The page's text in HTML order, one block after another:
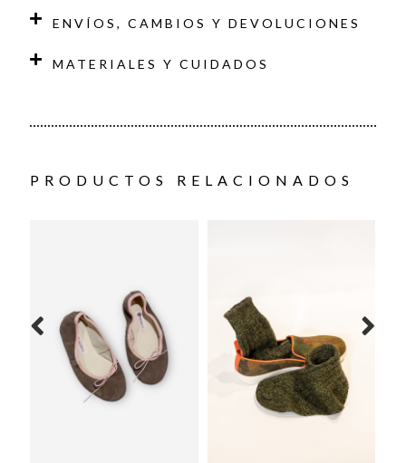
ENVÍOS, CAMBIOS Y DEVOLUCIONES
MATERIALES Y CUIDADOS
PRODUCTOS RELACIONADOS